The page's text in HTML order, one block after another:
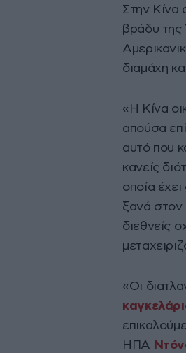
Στην Κίνα
βράδυ της
διαμάχη
«Η Κίνα
απούσα
αυτό που
κανείς
οποία
ξανά στον
διεθνείς
«Οι
ΗΠΑ